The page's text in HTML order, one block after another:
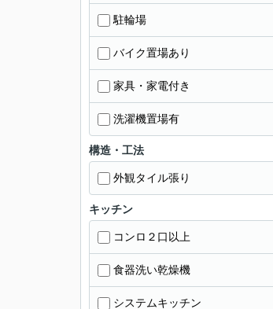
駐輪場
バイク置場あり
家具・家電付き
洗濯機置場有
構造・工法
外観タイル張り
キッチン
コンロ２口以上
食器洗い乾燥機
システムキッチン